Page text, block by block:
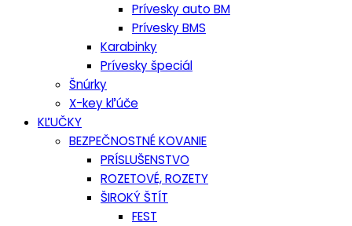
Prívesky auto BM
Prívesky BMS
Karabinky
Prívesky špeciál
Šnúrky
X-key kľúče
KĽUČKY
BEZPEČNOSTNÉ KOVANIE
PRÍSLUŠENSTVO
ROZETOVÉ, ROZETY
ŠIROKÝ ŠTÍT
FEST